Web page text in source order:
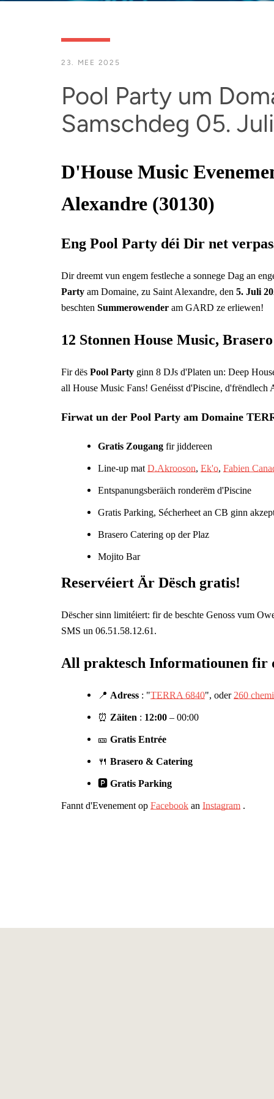
23. MEE 2025
Pool Party um
Samschdeg 05.
D'House Music
Alexandre (30130)
Eng Pool Party déi Dir net
Dir dreemt vun engem festleche a sonnege Dag an
Partyam Domaine, zu Saint Alexandre, den 5. Juli
beschten Summerowenderam GARD ze erliewen!
12 Stonnen House Music,
Fir dës Pool Partyginn 8 DJs d'Platen un: Deep
all House Music Fans! Genéisst d'Piscine, d'frëndlech
Firwat un der Pool Party am Domaine
Gratis Zougangfir jiddereen
Line-up mat D.Akrooson, Ek'o, Fabien
Entspanungsberäich ronderëm d'Piscine
Gratis Parking, Sécherheet an CB ginn
Brasero Catering op der Plaz
Mojito Bar
Reservéiert Är Dësch gratis!
Dëscher sinn limitéiert: fir de beschte Genoss vum
SMS un 06.51 .58.12.61.
All praktesch Informatiounen fir
📍 Adress: "TERRA 6840", oder 260
⏰ Zäiten : 12:00– 00:00
🎫 Gratis Entrée
🍴 Brasero & Catering
🅿️ Gratis Parking
Fannt d'Evenement op Facebookan Instagram.